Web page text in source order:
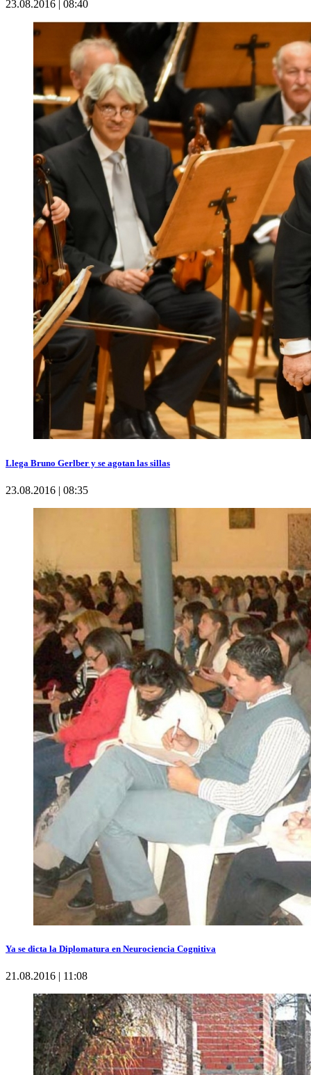
23.08.2016 | 08:40
Llega Bruno Gerlber y se agotan las sillas
23.08.2016 | 08:35
Ya se dicta la Diplomatura en Neurociencia Cognitiva
21.08.2016 | 11:08